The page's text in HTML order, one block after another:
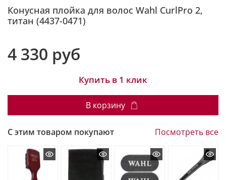
Конусная плойка для волос Wahl CurlPro 2,
титан (4437-0471)
4 330 руб
Купить в 1 клик
В корзину
С этим товаром покупают Посмотреть все